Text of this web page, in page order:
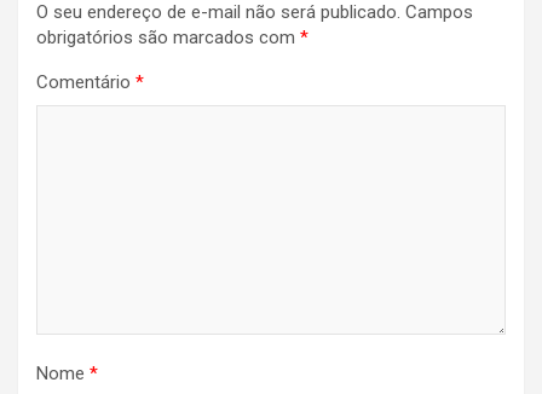
O seu endereço de e-mail não será publicado. Campos
obrigatórios são marcados com *
Comentário *
Nome *